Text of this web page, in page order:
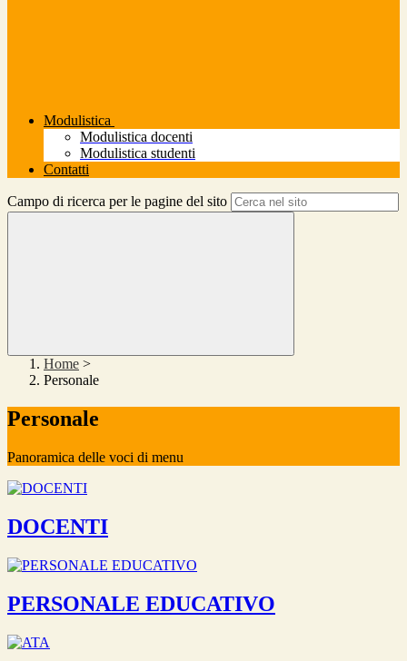
Modulistica
Modulistica docenti
Modulistica studenti
Contatti
Campo di ricerca per le pagine del sito
Home >
Personale
Personale
Panoramica delle voci di menu
DOCENTI
PERSONALE EDUCATIVO